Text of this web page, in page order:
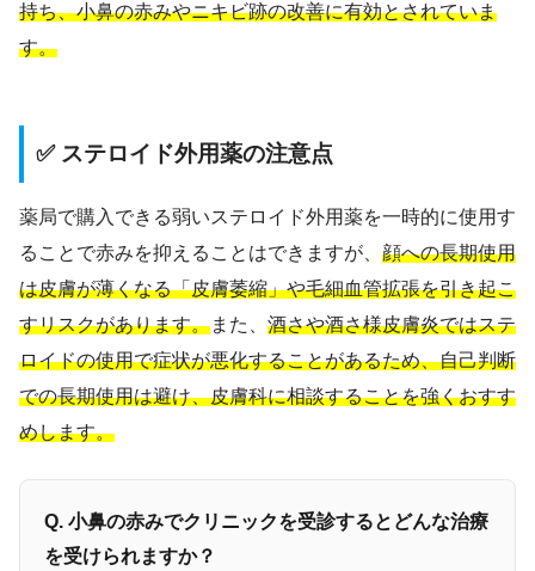
持ち、小鼻の赤みやニキビ跡の改善に有効とされていま
す。
✅ ステロイド外用薬の注意点
薬局で購入できる弱いステロイド外用薬を一時的に使用す
ることで赤みを抑えることはできますが、 顔への長期使用
は皮膚が薄くなる「皮膚萎縮」や毛細血管拡張を引き起こ
すリスクがあります。また、 酒さや酒さ様皮膚炎ではステ
ロイドの使用で症状が悪化することがあるため、自己判断
での長期使用は避け、皮膚科に相談することを強くおすす
めします。
Q. 小鼻の赤みでクリニックを受診するとどんな治療
を受けられますか？